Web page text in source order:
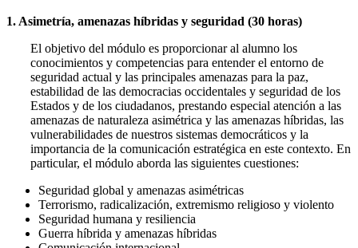
1. Asimetría, amenazas híbridas y seguridad (30 horas)
El objetivo del módulo es proporcionar al alumno los
conocimientos y competencias para entender el entorno de
seguridad actual y las principales amenazas para la paz,
estabilidad de las democracias occidentales y seguridad de los
Estados y de los ciudadanos, prestando especial atención a las
amenazas de naturaleza asimétrica y las amenazas híbridas, las
vulnerabilidades de nuestros sistemas democráticos y la
importancia de la comunicación estratégica en este contexto. En
particular, el módulo aborda las siguientes cuestiones:
Seguridad global y amenazas asimétricas
Terrorismo, radicalización, extremismo religioso y violento
Seguridad humana y resiliencia
Guerra híbrida y amenazas híbridas